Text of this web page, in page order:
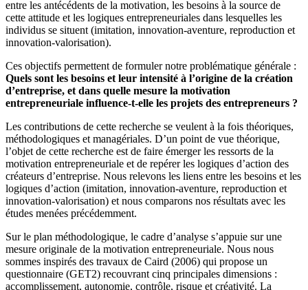
entre les antécédents de la motivation, les besoins à la source de
cette attitude et les logiques entrepreneuriales dans lesquelles les
individus se situent (imitation, innovation-aventure, reproduction et
innovation-valorisation).
Ces objectifs permettent de formuler notre problématique générale :
Quels sont les besoins et leur intensité à l’origine de la création
d’entreprise, et dans quelle mesure la motivation
entrepreneuriale influence-t-elle les projets des entrepreneurs ?
Les contributions de cette recherche se veulent à la fois théoriques,
méthodologiques et managériales. D’un point de vue théorique,
l’objet de cette recherche est de faire émerger les ressorts de la
motivation entrepreneuriale et de repérer les logiques d’action des
créateurs d’entreprise. Nous relevons les liens entre les besoins et les
logiques d’action (imitation, innovation-aventure, reproduction et
innovation-valorisation) et nous comparons nos résultats avec les
études menées précédemment.
Sur le plan méthodologique, le cadre d’analyse s’appuie sur une
mesure originale de la motivation entrepreneuriale. Nous nous
sommes inspirés des travaux de Caird (2006) qui propose un
questionnaire (GET2) recouvrant cinq principales dimensions :
accomplissement, autonomie, contrôle, risque et créativité. La